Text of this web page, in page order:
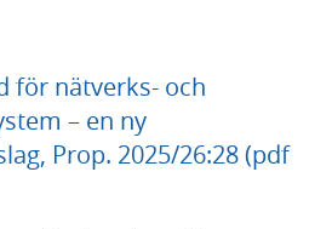
för nätverks- och
– en ny
Prop. 2025/26:28 (pdf